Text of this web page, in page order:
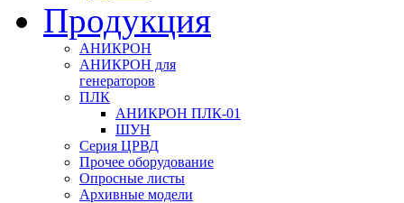
Продукция
АНИКРОН
АНИКРОН для
генераторов
ПЛК
АНИКРОН ПЛК-01
ШУН
Серия ЦРВД
Прочее оборудование
Опросные листы
Архивные модели